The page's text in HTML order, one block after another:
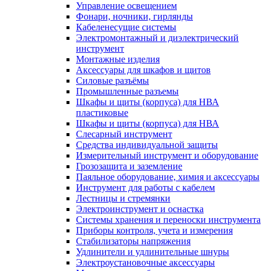
Управление освещением
Фонари, ночники, гирлянды
Кабеленесущие системы
Электромонтажный и диэлектрический
инструмент
Монтажные изделия
Аксессуары для шкафов и щитов
Силовые разъёмы
Промышленные разъемы
Шкафы и щиты (корпуса) для НВА
пластиковые
Шкафы и щиты (корпуса) для НВА
Слесарный инструмент
Средства индивидуальной защиты
Измерительный инструмент и оборудование
Грозозащита и заземление
Паяльное оборудование, химия и аксессуары
Инструмент для работы с кабелем
Лестницы и стремянки
Электроинструмент и оснастка
Системы хранения и переноски инструмента
Приборы контроля, учета и измерения
Стабилизаторы напряжения
Удлинители и удлинительные шнуры
Электроустановочные аксессуары